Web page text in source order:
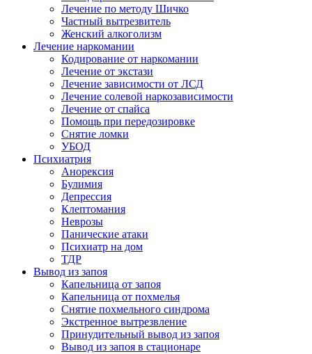
Лечение по методу Шичко
Частный вытрезвитель
Женский алкоголизм
Лечение наркомании
Кодирование от наркомании
Лечение от экстази
Лечение зависимости от ЛСД
Лечение солевой наркозависимости
Лечение от спайса
Помощь при передозировке
Снятие ломки
УБОД
Психиатрия
Анорексия
Булимия
Депрессия
Клептомания
Неврозы
Панические атаки
Психиатр на дом
ТДР
Вывод из запоя
Капельница от запоя
Капельница от похмелья
Снятие похмельного синдрома
Экстренное вытрезвление
Принудительный вывод из запоя
Вывод из запоя в стационаре